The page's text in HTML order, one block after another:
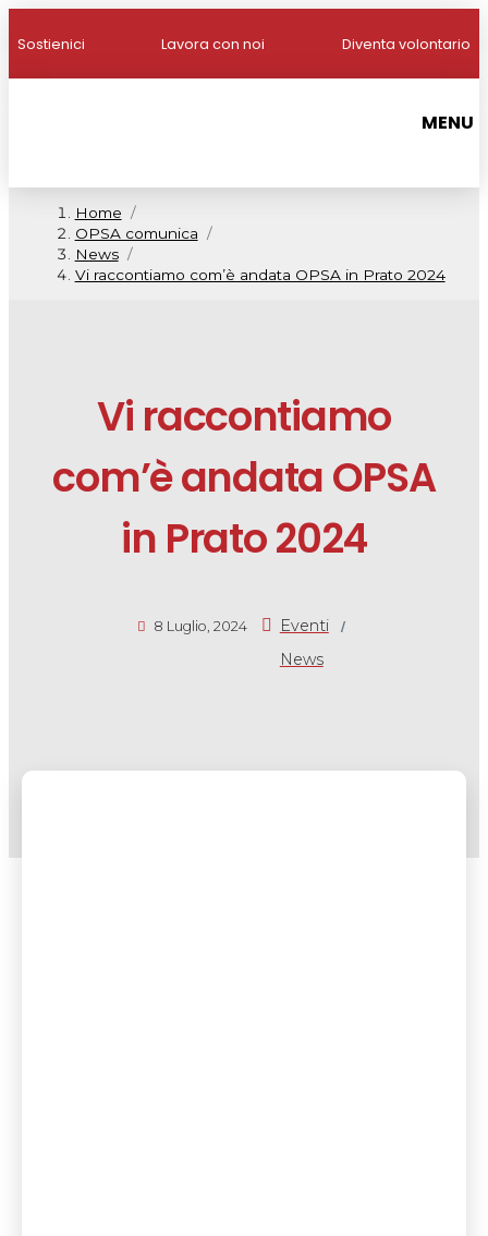
Sostienici Lavora con noi Diventa volontario
MENU
Home /
OPSA comunica /
News /
Vi raccontiamo com’è andata OPSA in Prato 2024
Vi raccontiamo
com’è andata OPSA
in Prato 2024
8 Luglio, 2024 Eventi /
News